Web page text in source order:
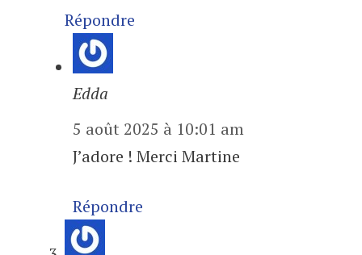
Répondre
Edda
5 août 2025 à 10:01 am
J’adore ! Merci Martine
Répondre